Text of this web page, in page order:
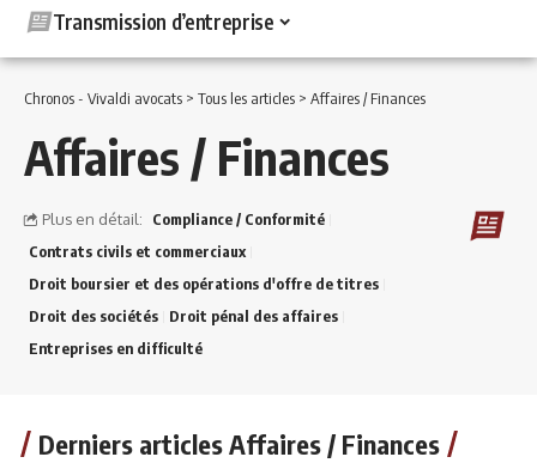
Transmission d’entreprise
Chronos - Vivaldi avocats > Tous les articles > Affaires / Finances
Affaires / Finances
Plus en détail:
Compliance / Conformité
Contrats civils et commerciaux
Droit boursier et des opérations d'offre de titres
Droit des sociétés
Droit pénal des affaires
Entreprises en difficulté
Derniers articles Affaires / Finances